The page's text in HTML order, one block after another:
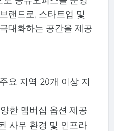
랜드로, 스타트업 및
대화하는 공간을 제공
요 지역 20개 이상 지
한 멤버십 옵션 제공
사무 환경 및 인프라